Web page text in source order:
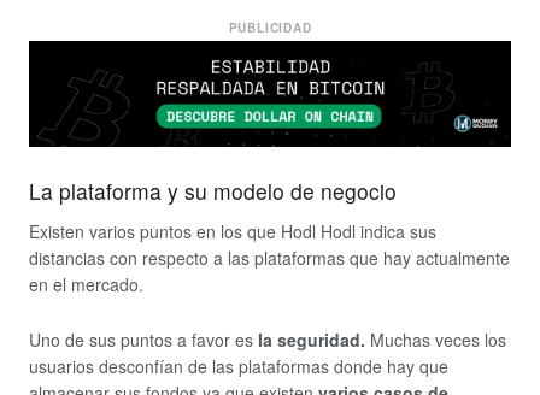
PUBLICIDAD
La plataforma y su modelo de negocio
Existen varios puntos en los que Hodl Hodl indica sus
distancias con respecto a las plataformas que hay actualmente
en el mercado.
Uno de sus puntos a favor es la seguridad. Muchas veces los
usuarios desconfían de las plataformas donde hay que